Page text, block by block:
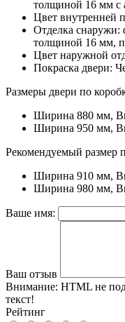
толщиной 16 мм с
Цвет внутренней
Отделка снаружи:
толщиной 16 мм,
Цвет наружной
Покраска двери:
Размеры двери по
Ширина 880 мм,
Ширина 950 мм,
Рекомендуемый размер
Ширина 910 мм,
Ширина 980 мм,
Ваше имя:
Ваш отзыв
Внимание: HTML не
текст!
Рейтинг